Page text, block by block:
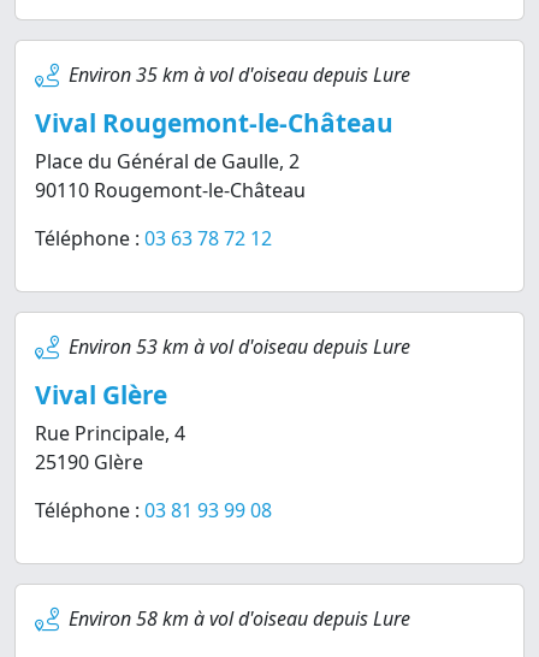
Environ 35 km à vol d'oiseau depuis Lure
Vival Rougemont-le-Château
Place du Général de Gaulle, 2
90110 Rougemont-le-Château
Téléphone : 03 63 78 72 12
Environ 53 km à vol d'oiseau depuis Lure
Vival Glère
Rue Principale, 4
25190 Glère
Téléphone : 03 81 93 99 08
Environ 58 km à vol d'oiseau depuis Lure